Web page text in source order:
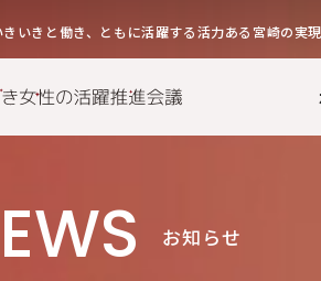
いきと働き、ともに活躍する活力ある宮崎の実
お知らせ